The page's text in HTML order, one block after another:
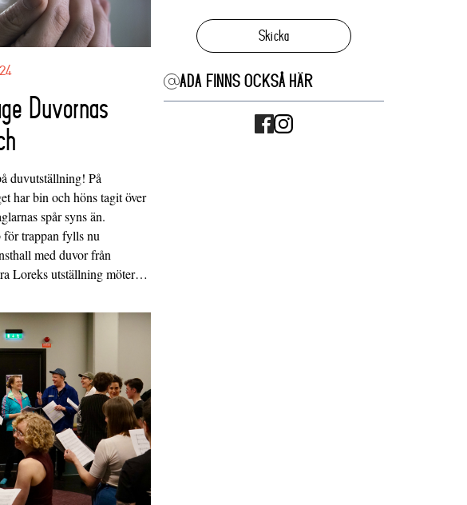
Duvornas
duvutställning! På
har bin och höns tagit över
spår syns än.
trappan fylls nu
med duvor från
Loreks utställning möter…
Skicka
ADA FINNS OCKSÅ HÄR